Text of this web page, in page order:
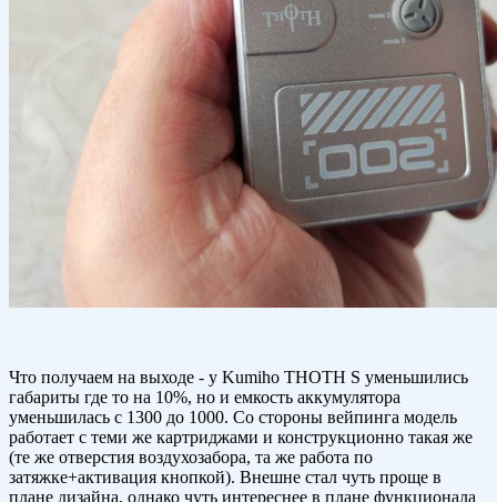
Что получаем на выходе - у Kumiho THOTH S уменьшились
габариты где то на 10%, но и емкость аккумулятора
уменьшилась с 1300 до 1000. Со стороны вейпинга модель
работает с теми же картриджами и конструкционно такая же
(те же отверстия воздухозабора, та же работа по
затяжке+активация кнопкой). Внешне стал чуть проще в
плане дизайна, однако чуть интереснее в плане функционала